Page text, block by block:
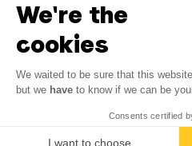
7.10€ 6.04 € -15%
Bespaar 1.06 € met K+
Laat
België/ NL
Alle rechten
We're the
cookies
We waited to be sure that this
but we have to know if we can be
Consents certified
I want to choose